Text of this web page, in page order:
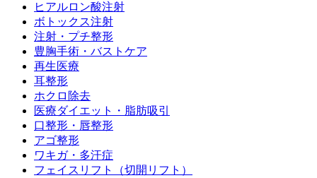
ヒアルロン酸注射
ボトックス注射
注射・プチ整形
豊胸手術・バストケア
再生医療
耳整形
ホクロ除去
医療ダイエット・脂肪吸引
口整形・唇整形
アゴ整形
ワキガ・多汗症
フェイスリフト（切開リフト）